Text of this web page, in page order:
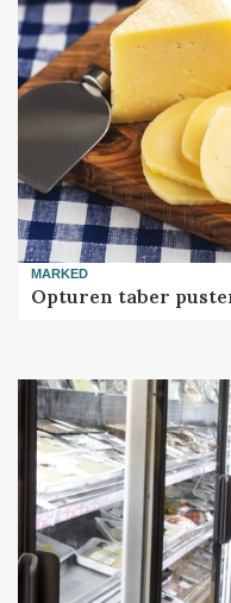
MARKED
Opturen taber